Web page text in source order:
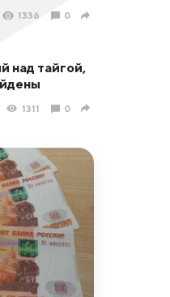
1336 0
над тайгой,
1311 0